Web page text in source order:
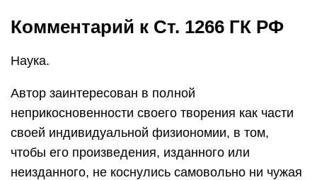
Комментарий к Ст. 1266 ГК РФ
Наука.
Автор заинтересован в полной
неприкосновенности своего творения как части
своей индивидуальной физиономии, в том,
чтобы его произведения, изданного или
неизданного, не коснулись самовольно ни чужая